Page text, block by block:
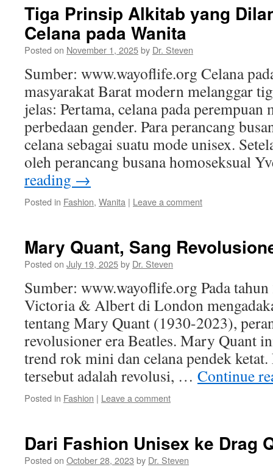
Tiga Prinsip Alkitab yang
Celana pada Wanita
Posted on November 1, 2025by Dr. Steven
Sumber: www.wayoflife.org Celana
masyarakat Barat modern melanggar
jelas: Pertama, celana pada perempuan
perbedaan gender. Para perancang
celana sebagai suatu mode unisex.
oleh perancang busana homoseksual
reading →
Posted in Fashion, Wanita | Leave a comment
Mary Quant, Sang
Posted on July 19, 2025by Dr. Steven
Sumber: www.wayoflife.org Pada
Victoria & Albert di London
tentang Mary Quant (1930-2023),
revolusioner era Beatles. Mary Quant
trend rok mini dan celana pendek ketat.
tersebut adalah revolusi, … Continue
Posted in Fashion | Leave a comment
Dari Fashion Unisex ke Drag
Posted on October 28, 2023 by Dr. Steven